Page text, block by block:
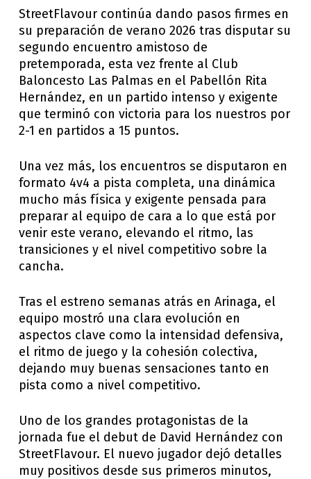
StreetFlavour continúa dando pasos firmes en
su preparación de verano 2026 tras disputar su
segundo encuentro amistoso de
pretemporada, esta vez frente al Club
Baloncesto Las Palmas en el Pabellón Rita
Hernández, en un partido intenso y exigente
que terminó con victoria para los nuestros por
2-1 en partidos a 15 puntos.
Una vez más, los encuentros se disputaron en
formato 4v4 a pista completa, una dinámica
mucho más física y exigente pensada para
preparar al equipo de cara a lo que está por
venir este verano, elevando el ritmo, las
transiciones y el nivel competitivo sobre la
cancha.
Tras el estreno semanas atrás en Arinaga, el
equipo mostró una clara evolución en
aspectos clave como la intensidad defensiva,
el ritmo de juego y la cohesión colectiva,
dejando muy buenas sensaciones tanto en
pista como a nivel competitivo.
Uno de los grandes protagonistas de la
jornada fue el debut de David Hernández con
StreetFlavour. El nuevo jugador dejó detalles
muy positivos desde sus primeros minutos,